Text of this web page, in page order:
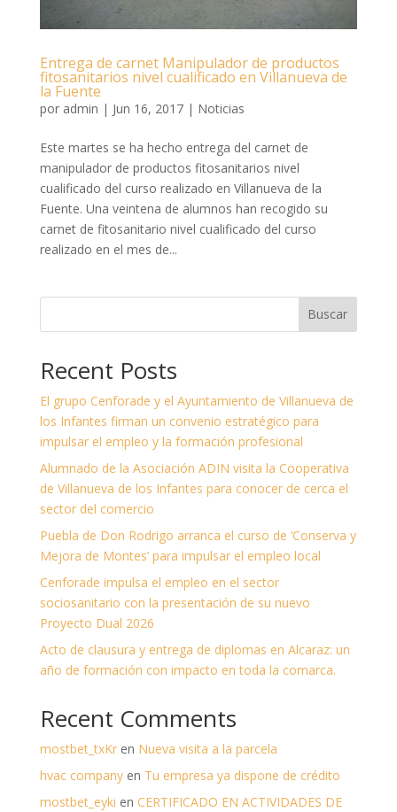
Entrega de carnet Manipulador de productos
fitosanitarios nivel cualificado en Villanueva de
la Fuente
por admin | Jun 16, 2017| Noticias
Este martes se ha hecho entrega del carnet de
manipulador de productos fitosanitarios nivel
cualificado del curso realizado en Villanueva de la
Fuente. Una veintena de alumnos han recogido su
carnet de fitosanitario nivel cualificado del curso
realizado en el mes de...
Buscar
Recent Posts
El grupo Cenforade y el Ayuntamiento de Villanueva de
los Infantes firman un convenio estratégico para
impulsar el empleo y la formación profesional
Alumnado de la Asociación ADIN visita la Cooperativa
de Villanueva de los Infantes para conocer de cerca el
sector del comercio
Puebla de Don Rodrigo arranca el curso de ‘Conserva y
Mejora de Montes’ para impulsar el empleo local
Cenforade impulsa el empleo en el sector
sociosanitario con la presentación de su nuevo
Proyecto Dual 2026
Acto de clausura y entrega de diplomas en Alcaraz: un
año de formación con impacto en toda la comarca.
Recent Comments
mostbet_txKren Nueva visita a la parcela
hvac companyen Tu empresa ya dispone de crédito
mostbet_eyki en CERTIFICADO EN ACTIVIDADES DE